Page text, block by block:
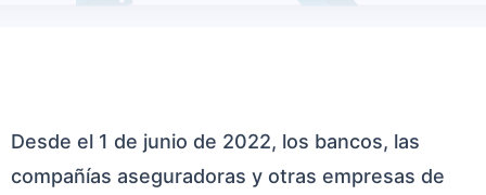
Desde el 1 de junio de 2022, los bancos, las
compañías aseguradoras y otras empresas de